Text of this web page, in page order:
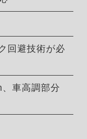
回避技術が必
車高調部分